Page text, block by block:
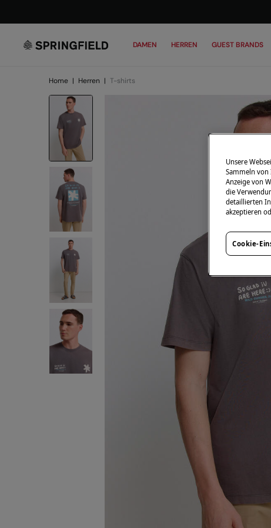
DAMEN HERREN GUEST BRANDS
Home | Herren | T-shirts
Unsere
Sammeln
Anzeige von
die
detaillierten
akzeptieren
Cookie-